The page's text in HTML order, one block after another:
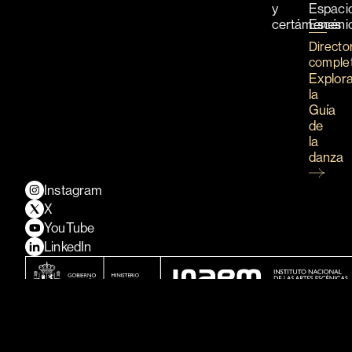
y
certámenes
la
Guía
de
la
danza
Instagram
X
YouTube
LinkedIn